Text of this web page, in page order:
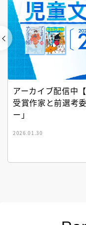
アーカイブ配信中
受賞作家と前選考
ー」
2026.01.30